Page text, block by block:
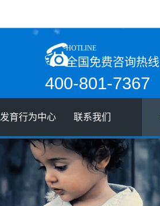
HOTLINE
全国免费咨询热线
400-801-7367
发育行为中心 联系我们
联系我们
人才招聘
加入我们